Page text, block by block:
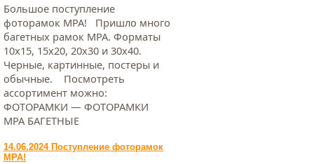
Большое поступление
фоторамок МРА! Пришло много
багетных рамок МРА. Форматы
10х15, 15х20, 20х30 и 30х40.
Черные, картинные, постеры и
обычные. Посмотреть
ассортимент можно:
ФОТОРАМКИ — ФОТОРАМКИ
МРА БАГЕТНЫЕ
14.06.2024 Поступление фоторамок
МРА!